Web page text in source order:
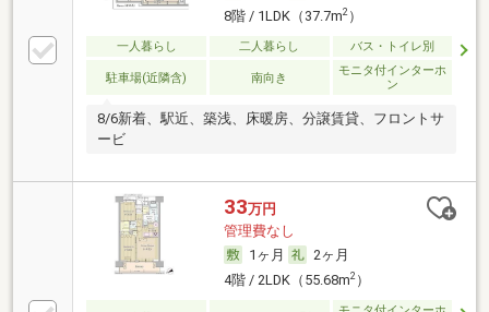
8階 / 1LDK（37.7m2）
一人暮らし 二人暮らし バス・トイレ別
駐車場(近隣含) 南向き
モニタ付インターホ
ン
8/6新着、駅近、築浅、床暖房、分譲賃貸、フロントサ
ービ
33万円
管理費なし
1ヶ月
2ヶ月
4階 / 2LDK（55.68m2）